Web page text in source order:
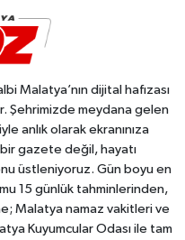
Malatya’nın dijital hafızası
Şehrimizde meydana gelen
anlık olarak ekranınıza
gazete değil, hayatı
üstleniyoruz. Gün boyu en
15 günlük tahminlerinden,
Malatya namaz vakitleri ve
Kuyumcular Odası ile tam